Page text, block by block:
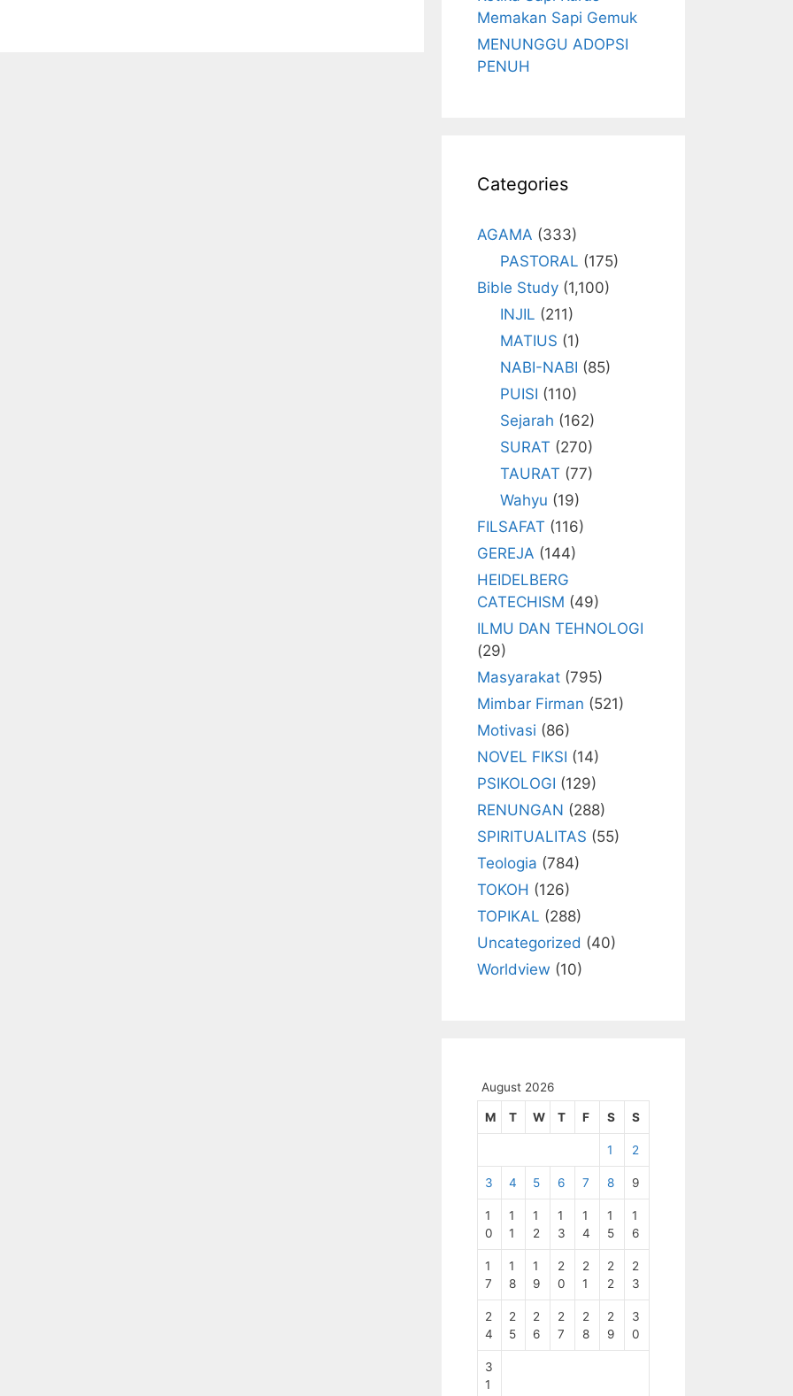
Memakan Sapi Gemuk
MENUNGGU ADOPSI
PENUH
Categories
AGAMA (333)
PASTORAL (175)
Bible Study (1,100)
INJIL (211)
MATIUS (1)
NABI-NABI (85)
PUISI (110)
Sejarah (162)
SURAT (270)
TAURAT (77)
Wahyu (19)
FILSAFAT (116)
GEREJA (144)
HEIDELBERG
CATECHISM (49)
ILMU DAN TEHNOLOGI
(29)
Masyarakat (795)
Mimbar Firman (521)
Motivasi (86)
NOVEL FIKSI (14)
PSIKOLOGI (129)
RENUNGAN (288)
SPIRITUALITAS (55)
Teologia (784)
TOKOH (126)
TOPIKAL (288)
Uncategorized (40)
Worldview (10)
August 2026
M T W T F S S
1 2
3 4 5 6 7 8 9
1
0
1
1
1
2
1
3
1
4
1
5
1
6
1
7
1
8
1
9
2
0
2
1
2
2
2
3
2
4
2
5
2
6
2
7
2
8
2
9
3
0
3
1